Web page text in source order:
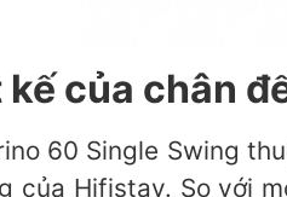
của chân
60 Single Swing
của Hifistay. So với